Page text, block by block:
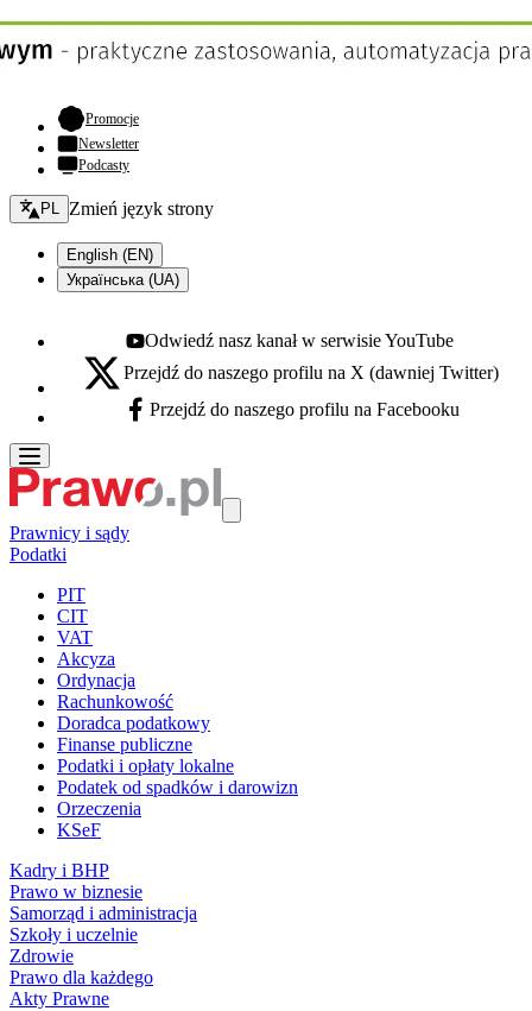
Promocje- otwiera się w nowej karcie
Newsletter
Podcasty
Zmień język - bieżący:
PL Zmień język strony
English (EN)
Українська (UA)
Youtube - otwiera się w nowej karcie
Odwiedź nasz kanał w serwisie YouTube
X - otwiera się w nowej karcie
Przejdź do naszego profilu na X (dawniej Twitter)
Facebook - otwiera się w nowej karcie
Przejdź do naszego profilu na Facebooku
Prawnicy i sądy
Podatki
PIT
CIT
VAT
Akcyza
Ordynacja
Rachunkowość
Doradca podatkowy
Finanse publiczne
Podatki i opłaty lokalne
Podatek od spadków i darowizn
Orzeczenia
KSeF
Kadry i BHP
Prawo w biznesie
Samorząd i administracja
Szkoły i uczelnie
Zdrowie
Prawo dla każdego
Akty Prawne